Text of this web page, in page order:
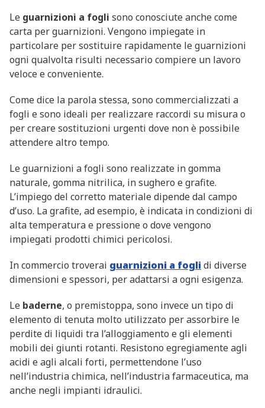
Le guarnizioni a fogli sono conosciute anche come
carta per guarnizioni. Vengono impiegate in
particolare per sostituire rapidamente le guarnizioni
ogni qualvolta risulti necessario compiere un lavoro
veloce e conveniente.
Come dice la parola stessa, sono commercializzati a
fogli e sono ideali per realizzare raccordi su misura o
per creare sostituzioni urgenti dove non è possibile
attendere altro tempo.
Le guarnizioni a fogli sono realizzate in gomma
naturale, gomma nitrilica, in sughero e grafite.
L’impiego del corretto materiale dipende dal campo
d’uso. La grafite, ad esempio, è indicata in condizioni di
alta temperatura e pressione o dove vengono
impiegati prodotti chimici pericolosi.
In commercio troverai guarnizioni a foglidi diverse
dimensioni e spessori, per adattarsi a ogni esigenza.
Le baderne, o premistoppa, sono invece un tipo di
elemento di tenuta molto utilizzato per assorbire le
perdite di liquidi tra l’alloggiamento e gli elementi
mobili dei giunti rotanti. Resistono egregiamente agli
acidi e agli alcali forti, permettendone l’uso
nell’industria chimica, nell’industria farmaceutica, ma
anche negli impianti idraulici.